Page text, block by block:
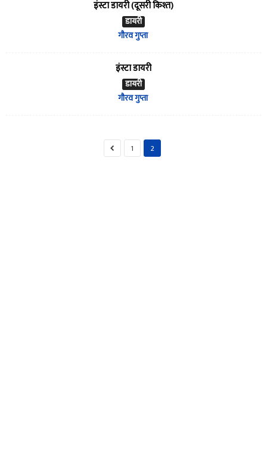
इंस्टा डायरी (दूसरी किश्त)
डायरी
गौरव गुप्ता
इंस्टा डायरी
डायरी
गौरव गुप्ता
1 2